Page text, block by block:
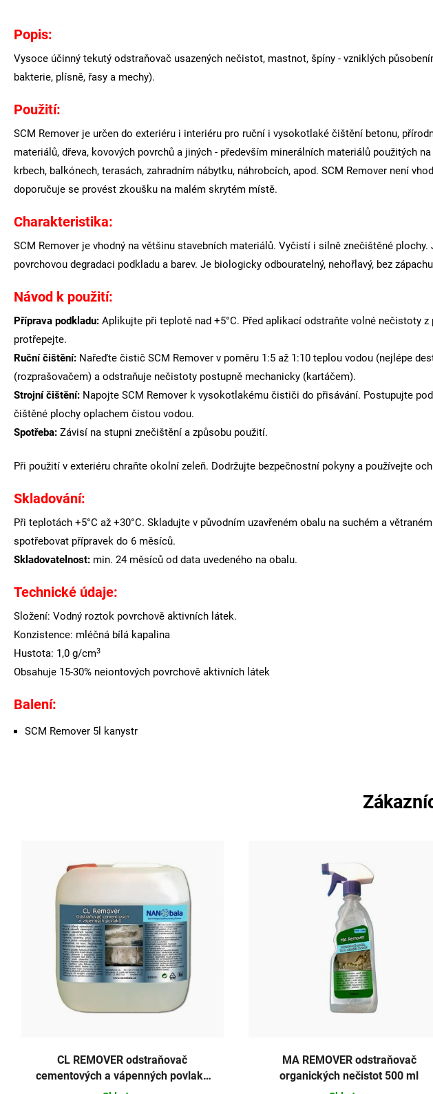
Popis:
Vysoce účinný tekutý odstraňovač usazených nečistot, mastnot, špíny - vzniklých
bakterie, plísně, řasy a mechy).
Použití:
SCM Remover je určen do exteriéru i interiéru pro ruční i vysokotlaké čištění betonu,
materiálů, dřeva, kovových povrchů a jiných - především minerálních materiálů použitých
krbech, balkónech, terasách, zahradním nábytku, náhrobcích, apod. SCM Remover není
doporučuje se provést zkoušku na malém skrytém místě.
Charakteristika:
SCM Remover je vhodný na většinu stavebních materiálů. Vyčistí i silně znečištěné
povrchovou degradaci podkladu a barev. Je biologicky odbouratelný, nehořlavý, bez
Návod k použití:
Příprava podkladu: Aplikujte při teplotě nad +5°C. Před aplikací odstraňte volné nečistoty
protřepejte.
Ruční čištění: Nařeďte čistič SCM Remover v poměru 1:5 až 1:10 teplou vodou (nejlépe
(rozprašovačem) a odstraňuje nečistoty postupně mechanicky (kartáčem).
Strojní čištění: Napojte SCM Remover k vysokotlakému čističi do přisávání. Postupujte
čištěné plochy oplachem čistou vodou.
Spotřeba: Závisí na stupni znečištění a způsobu použití.
Při použití v exteriéru chraňte okolní zeleň. Dodržujte bezpečnostní pokyny a používejte
Skladování:
Při teplotách +5°C až +30°C. Skladujte v původním uzavřeném obalu na suchém a
spotřebovat přípravek do 6 měsíců.
Skladovatelnost: min. 24 měsíců od data uvedeného na obalu.
Technické údaje:
Složení: Vodný roztok povrchově aktivních látek.
Konzistence: mléčná bílá kapalina
Hustota: 1,0 g/cm3
Obsahuje 15-30% neiontových povrchově aktivních látek
Balení:
SCM Remover 5l kanystr
CL REMOVER odstraňovač
cementových a vápenných povlaků
MA REMOVER odstraňovač
organických nečistot 500 ml